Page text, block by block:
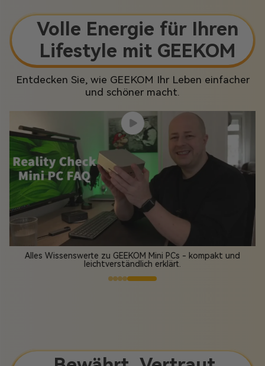
Volle Energie für Ihren
Lifestyle mit GEEKOM
Entdecken Sie, wie GEEKOM Ihr Leben einfacher
und schöner macht.
GEEKOM A9 Max 2026 Edition Mini-PC verdrängt Desktop-PCs
immer mehr - Test und Review